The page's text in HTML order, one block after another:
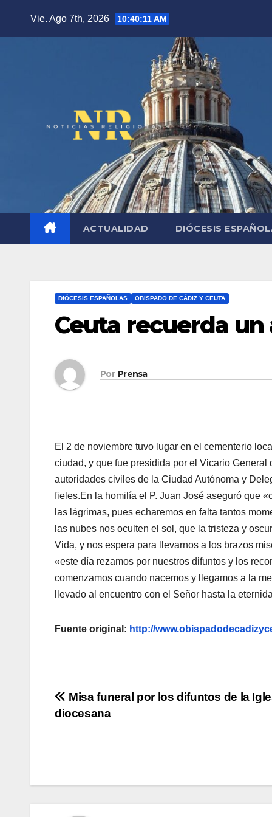
Vie. Ago 7th, 2026 10:40:12 AM
ACTUALIDAD DIÓCESIS
DIÓCESIS ESPAÑOLAS OBISPADO DE CÁDIZ Y CEUTA
Ceuta recuerda
Por Prensa
El 2 de noviembre tuvo lugar en el cementerio
ciudad, y que fue presidida por el Vicario
autoridades civiles de la Ciudad Autónoma y
fieles.En la homilía el P. Juan José aseguró que
las lágrimas, pues echaremos en falta tantos
las nubes nos oculten el sol, que la tristeza y
Vida, y nos espera para llevarnos a los brazos
«este día rezamos por nuestros difuntos y los
comenzamos cuando nacemos y llegamos a la
llevado al encuentro con el Señor hasta la
Fuente original: http://
Navegación
Misa funeral por los difuntos de la
diocesana